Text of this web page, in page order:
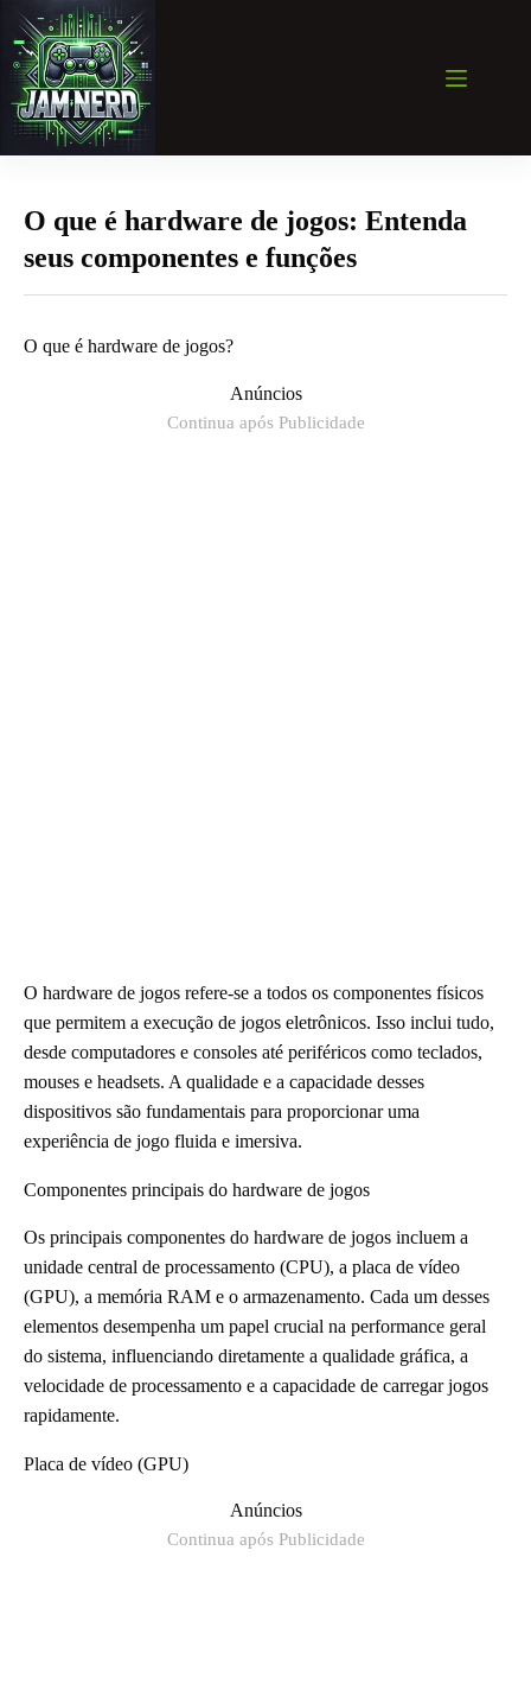
para
conteúdo
O que é hardware de jogos: Entenda
seus componentes e funções
O que é hardware de jogos?
Anúncios
Continua após Publicidade
O hardware de jogos refere-se a todos os componentes físicos
que permitem a execução de jogos eletrônicos. Isso inclui tudo,
desde computadores e consoles até periféricos como teclados,
mouses e headsets. A qualidade e a capacidade desses
dispositivos são fundamentais para proporcionar uma
experiência de jogo fluida e imersiva.
Componentes principais do hardware de jogos
Os principais componentes do hardware de jogos incluem a
unidade central de processamento (CPU), a placa de vídeo
(GPU), a memória RAM e o armazenamento. Cada um desses
elementos desempenha um papel crucial na performance geral
do sistema, influenciando diretamente a qualidade gráfica, a
velocidade de processamento e a capacidade de carregar jogos
rapidamente.
Placa de vídeo (GPU)
Anúncios
Continua após Publicidade